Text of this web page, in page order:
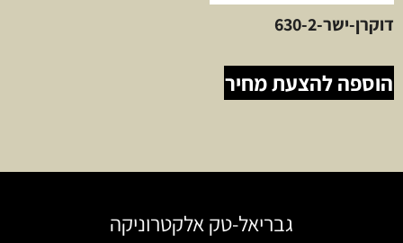
דוקרן-ישר-630-2
הוספה להצעת מחיר
גבריאל-טק אלקטרוניקה